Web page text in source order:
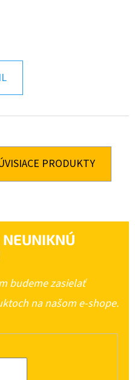
PRODUKTY
budeme zasielať
na našom e-shope.